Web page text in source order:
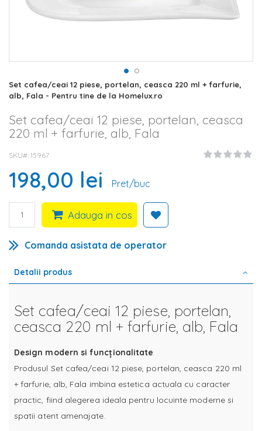
Skip
to
beginning
of
the
gallery
Set cafea/ceai 12 piese, portelan, ceasca 220 ml + farfurie,
alb, Fala - Pentru tine de la Homelux.ro
Set cafea/ceai 12 piese, portelan, ceasca
220 ml + farfurie, alb, Fala
SKU# 15967
198,00 lei Pret/buc
Adauga in cos
Comanda asistata de operator
Detalii produs
Set cafea/ceai 12 piese, portelan,
ceasca 220 ml + farfurie, alb, Fala
Design modern si funcționalitate
Produsul Set cafea/ceai 12 piese, portelan, ceasca 220 ml
+ farfurie, alb, Fala imbina estetica actuala cu caracter
practic, fiind alegerea ideala pentru locuinte moderne si
spatii atent amenajate.